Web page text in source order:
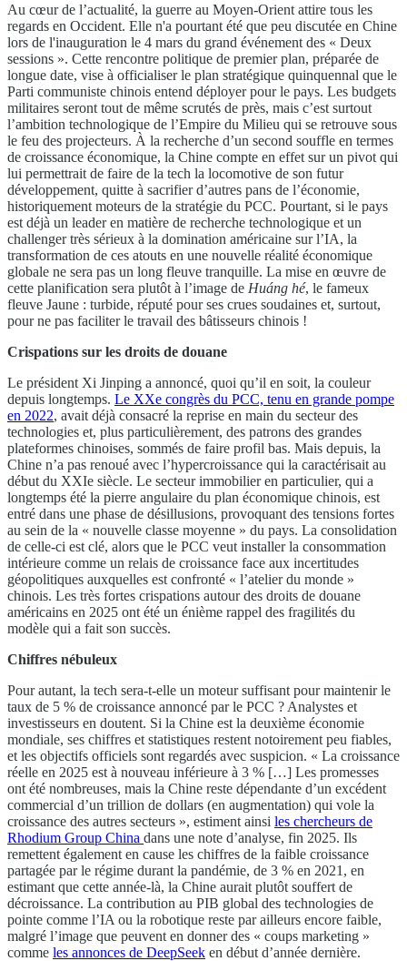
Au cœur de l’actualité, la guerre au Moyen-Orient attire tous les
regards en Occident. Elle n'a pourtant été que peu discutée en Chine
lors de l'inauguration le 4 mars du grand événement des « Deux
sessions ». Cette rencontre politique de premier plan, préparée de
longue date, vise à officialiser le plan stratégique quinquennal que le
Parti communiste chinois entend déployer pour le pays. Les budgets
militaires seront tout de même scrutés de près, mais c’est surtout
l’ambition technologique de l’Empire du Milieu qui se retrouve sous
le feu des projecteurs. À la recherche d’un second souffle en termes
de croissance économique, la Chine compte en effet sur un pivot qui
lui permettrait de faire de la tech la locomotive de son futur
développement, quitte à sacrifier d’autres pans de l’économie,
historiquement moteurs de la stratégie du PCC. Pourtant, si le pays
est déjà un leader en matière de recherche technologique et un
challenger très sérieux à la domination américaine sur l’IA, la
transformation de ces atouts en une nouvelle réalité économique
globale ne sera pas un long fleuve tranquille. La mise en œuvre de
cette planification sera plutôt à l’image de Huáng hé, le fameux
fleuve Jaune : turbide, réputé pour ses crues soudaines et, surtout,
pour ne pas faciliter le travail des bâtisseurs chinois !
Crispations sur les droits de douane
Le président Xi Jinping a annoncé, quoi qu’il en soit, la couleur
depuis longtemps. Le XXe congrès du PCC, tenu en grande pompe
en 2022, avait déjà consacré la reprise en main du secteur des
technologies et, plus particulièrement, des patrons des grandes
plateformes chinoises, sommés de faire profil bas. Mais depuis, la
Chine n’a pas renoué avec l’hypercroissance qui la caractérisait au
début du XXIe siècle. Le secteur immobilier en particulier, qui a
longtemps été la pierre angulaire du plan économique chinois, est
entré dans une phase de désillusions, provoquant des tensions fortes
au sein de la « nouvelle classe moyenne » du pays. La consolidation
de celle-ci est clé, alors que le PCC veut installer la consommation
intérieure comme un relais de croissance face aux incertitudes
géopolitiques auxquelles est confronté « l’atelier du monde »
chinois. Les très fortes crispations autour des droits de douane
américains en 2025 ont été un énième rappel des fragilités du
modèle qui a fait son succès.
Chiffres nébuleux
Pour autant, la tech sera-t-elle un moteur suffisant pour maintenir le
taux de 5 % de croissance annoncé par le PCC ? Analystes et
investisseurs en doutent. Si la Chine est la deuxième économie
mondiale, ses chiffres et statistiques restent notoirement peu fiables,
et les objectifs officiels sont regardés avec suspicion. « La croissance
réelle en 2025 est à nouveau inférieure à 3 % […] Les promesses
ont été nombreuses, mais la Chine reste dépendante d’un excédent
commercial d’un trillion de dollars (en augmentation) qui vole la
croissance des autres secteurs », estiment ainsi les chercheurs de
Rhodium Group China dans une note d’analyse, fin 2025. Ils
remettent également en cause les chiffres de la faible croissance
partagée par le régime durant la pandémie, de 3 % en 2021, en
estimant que cette année-là, la Chine aurait plutôt souffert de
décroissance. La contribution au PIB global des technologies de
pointe comme l’IA ou la robotique reste par ailleurs encore faible,
malgré l’image que peuvent en donner des « coups marketing »
comme les annonces de DeepSeek en début d’année dernière.